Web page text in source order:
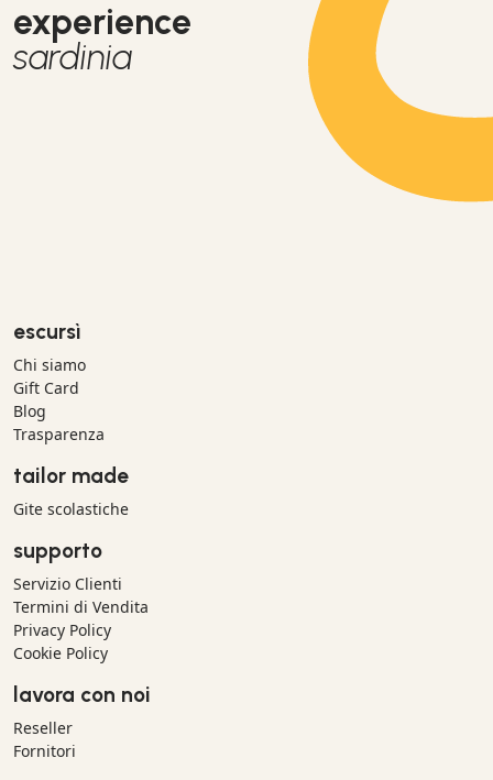
experience
sardinia
escursì
Chi siamo
Gift Card
Blog
Trasparenza
tailor made
Gite scolastiche
supporto
Servizio Clienti
Termini di Vendita
Privacy Policy
Cookie Policy
lavora con noi
Reseller
Fornitori